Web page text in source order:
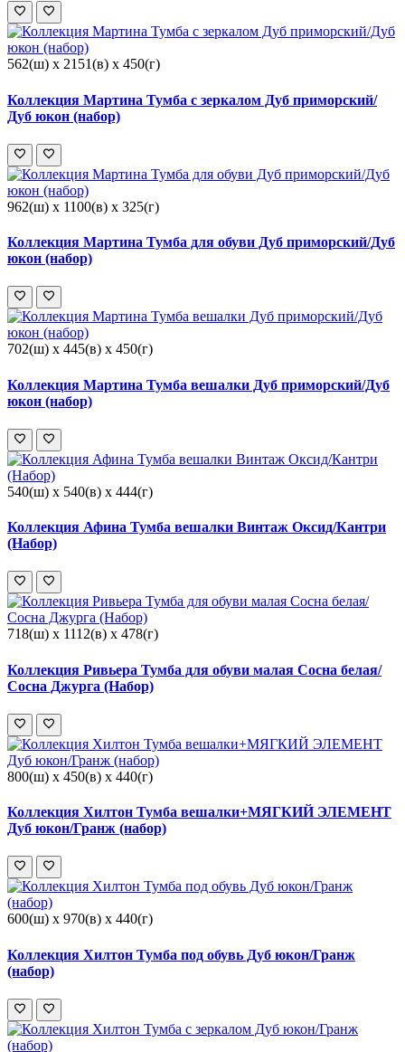
562(ш) x 2151(в) x 450(г)
Коллекция Мартина Тумба с зеркалом Дуб приморский/
Дуб юкон (набор)
962(ш) x 1100(в) x 325(г)
Коллекция Мартина Тумба для обуви Дуб приморский/Дуб
юкон (набор)
702(ш) x 445(в) x 450(г)
Коллекция Мартина Тумба вешалки Дуб приморский/Дуб
юкон (набор)
540(ш) x 540(в) x 444(г)
Коллекция Афина Тумба вешалки Винтаж Оксид/Кантри
(Набор)
718(ш) x 1112(в) x 478(г)
Коллекция Ривьера Тумба для обуви малая Сосна белая/
Сосна Джурга (Набор)
800(ш) x 450(в) x 440(г)
Коллекция Хилтон Тумба вешалки+МЯГКИЙ ЭЛЕМЕНТ
Дуб юкон/Гранж (набор)
600(ш) x 970(в) x 440(г)
Коллекция Хилтон Тумба под обувь Дуб юкон/Гранж
(набор)